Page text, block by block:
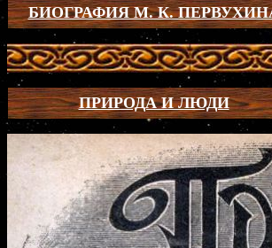
БИОГРАФИЯ М. К.
ПРИРОДА И ЛЮДИ